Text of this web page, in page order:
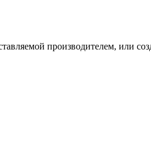
производителем, или